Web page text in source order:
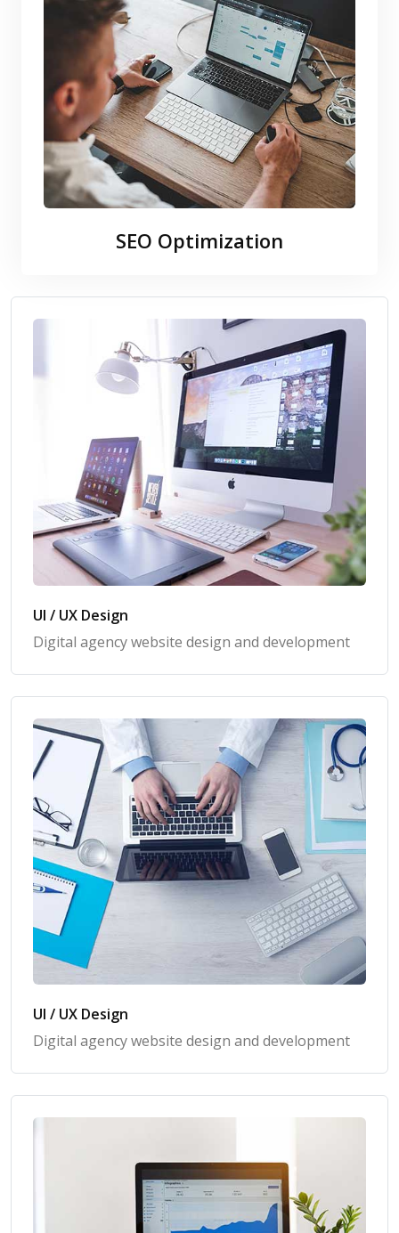
SEO Optimization
UI / UX Design
Digital agency website design and development
UI / UX Design
Digital agency website design and development